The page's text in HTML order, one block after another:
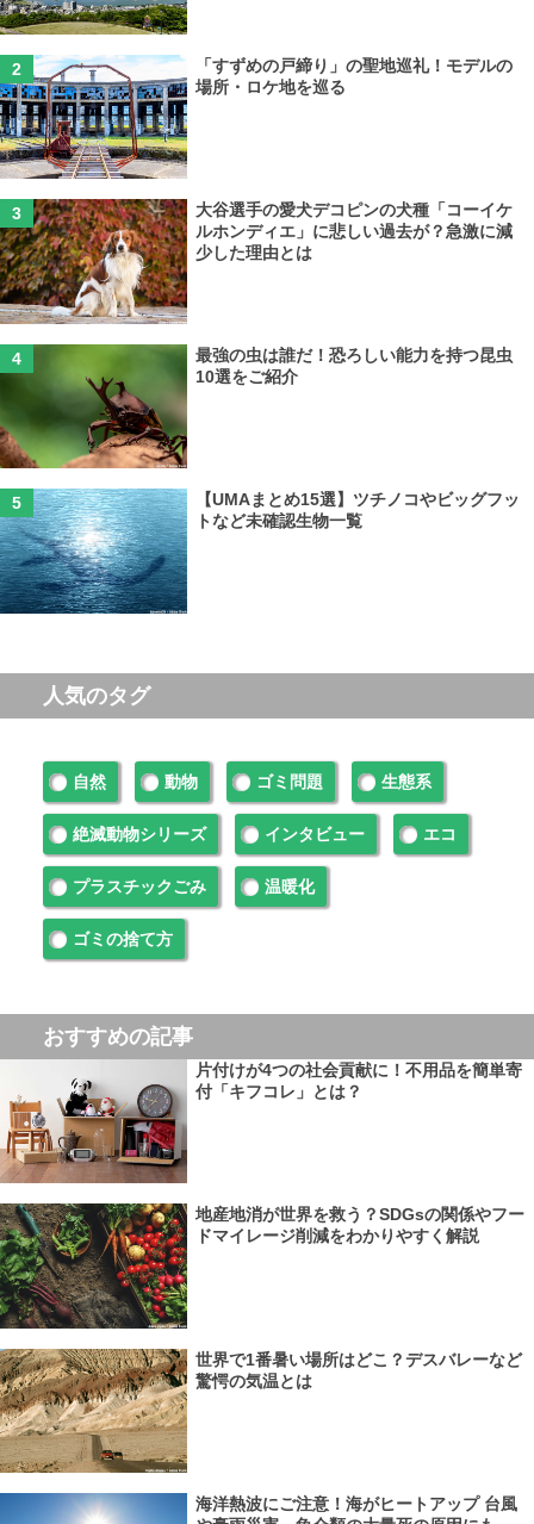
「すずめの戸締り」の聖地巡礼！モデルの
場所・ロケ地を巡る
大谷選手の愛犬デコピンの犬種「コーイケ
ルホンディエ」に悲しい過去が？急激に減
少した理由とは
最強の虫は誰だ！恐ろしい能力を持つ昆虫
10選をご紹介
【UMAまとめ15選】ツチノコやビッグフッ
トなど未確認生物一覧
人気のタグ
自然 動物 ゴミ問題 生態系
絶滅動物シリーズ インタビュー エコ
プラスチックごみ 温暖化
ゴミの捨て方
おすすめの記事
片付けが4つの社会貢献に！不用品を簡単寄
付「キフコレ」とは？
地産地消が世界を救う？SDGsの関係やフー
ドマイレージ削減をわかりやすく解説
世界で1番暑い場所はどこ？デスバレーなど
驚愕の気温とは
海洋熱波にご注意！海がヒートアップ 台風